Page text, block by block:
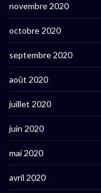
novembre 2020
octobre 2020
septembre 2020
août 2020
juillet 2020
juin 2020
mai 2020
avril 2020